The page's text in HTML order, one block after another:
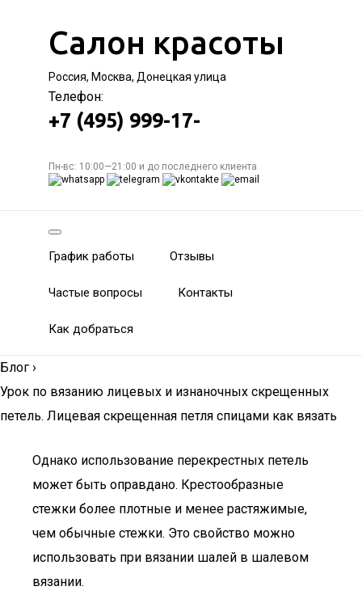
Салон красоты
Россия, Москва, Донецкая улица
Телефон:
+7 (495) 999-17-
Пн-вс: 10:00—21:00 и до последнего клиента
График работы Отзывы
Частые вопросы Контакты
Как добраться
Блог ›
Урок по вязанию лицевых и изнаночных скрещенных
петель. Лицевая скрещенная петля спицами как вязать
Однако использование перекрестных петель
может быть оправдано. Крестообразные
стежки более плотные и менее растяжимые,
чем обычные стежки. Это свойство можно
использовать при вязании шалей в шалевом
вязании.